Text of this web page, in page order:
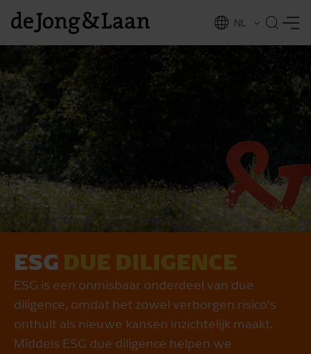
NL
EN
ESG DUE DILIGENCE
ESG is een onmisbaar onderdeel van due
diligence, omdat het zowel verborgen risico’s
onthult als nieuwe kansen inzichtelijk maakt.
Middels ESG due diligence helpen we